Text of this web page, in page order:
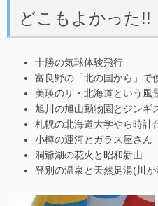
どこもよかった!!
十勝の気球体験飛行
富良野の「北の国から」で
美瑛のザ・北海道という風
旭川の旭山動物園とジンギ
札幌の北海道大学やら時計
小樽の運河とガラス屋さん
洞爺湖の花火と昭和新山
登別の温泉と天然足湯(川